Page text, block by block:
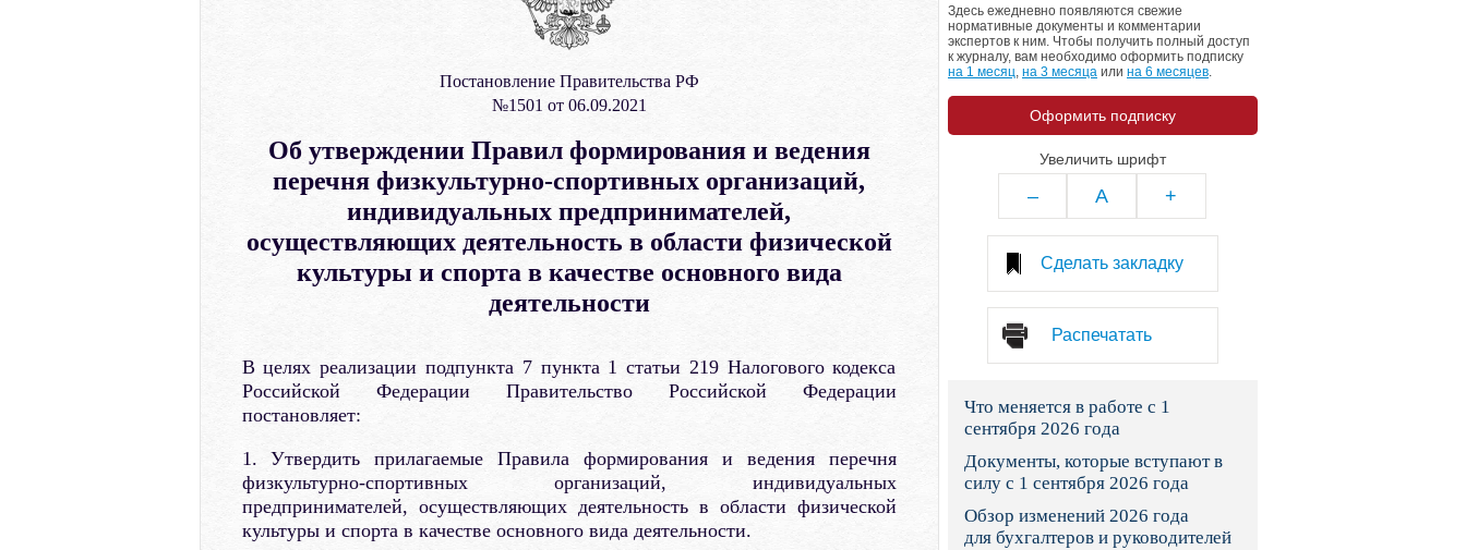
Конституционный Суд
Президент: законы и указы
Социальный фонд России
Суд общей юрисдикции
Федеральная налоговая служба
Фонд социального страхования
Остальные ведомства
Постановление Правительства РФ
№1501 от 06.09.2021
Об утверждении Правил формирования и ведения
перечня физкультурно-спортивных организаций,
индивидуальных предпринимателей,
осуществляющих деятельность в области физической
культуры и спорта в качестве основного вида
деятельности
В целях реализации подпункта 7 пункта 1 статьи 219 Налогового кодекса
Российской Федерации Правительство Российской Федерации
постановляет:
1. Утвердить прилагаемые Правила формирования и ведения перечня
физкультурно-спортивных организаций, индивидуальных
предпринимателей, осуществляющих деятельность в области физической
культуры и спорта в качестве основного вида деятельности.
Здесь ежедневно появляются свежие
нормативные документы и комментарии
экспертов к ним. Чтобы получить полный доступ
к журналу, вам необходимо оформить подписку
на 1 месяц, на 3 месяца или на 6 месяцев.
Оформить подписку
Увеличить шрифт
– A +
Сделать закладку
Распечатать
Что меняется в работе с 1
сентября 2026 года
Документы, которые вступают в
силу с 1 сентября 2026 года
Обзор изменений 2026 года
для бухгалтеров и руководителей